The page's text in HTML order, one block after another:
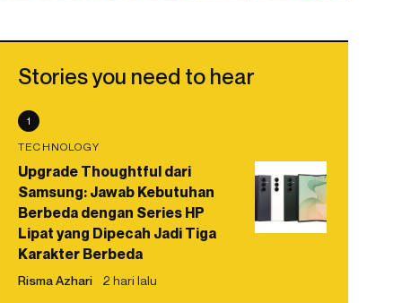
Stories you need to hear
1
TECHNOLOGY
Upgrade Thoughtful dari
Samsung: Jawab Kebutuhan
Berbeda dengan Series HP
Lipat yang Dipecah Jadi Tiga
Karakter Berbeda
Risma Azhari 2 hari lalu